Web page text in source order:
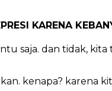
KARENA
saja. dan tidak,
kenapa? karena